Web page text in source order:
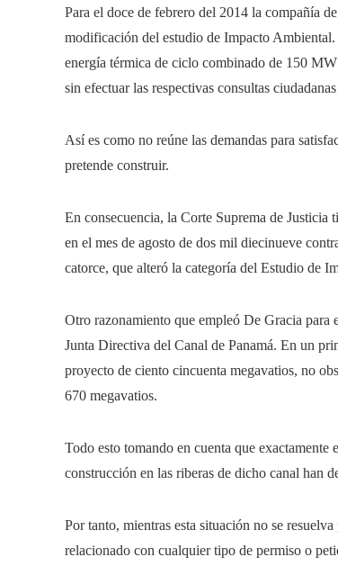
Para el doce de febrero del 2014 la compañía
modificación del estudio de Impacto
energía térmica de ciclo combinado de 150
sin efectuar las respectivas consultas
Así es como no reúne las demandas para
pretende construir.
En consecuencia, la Corte Suprema de Justicia
en el mes de agosto de dos mil diecinueve
catorce, que alteró la categoría del Estudio de
Otro razonamiento que empleó De Gracia para
Junta Directiva del Canal de Panamá. En un
proyecto de ciento cincuenta megavatios, no
670 megavatios.
Todo esto tomando en cuenta que
construcción en las riberas de dicho canal han
Por tanto, mientras esta situación no se
relacionado con cualquier tipo de permiso o